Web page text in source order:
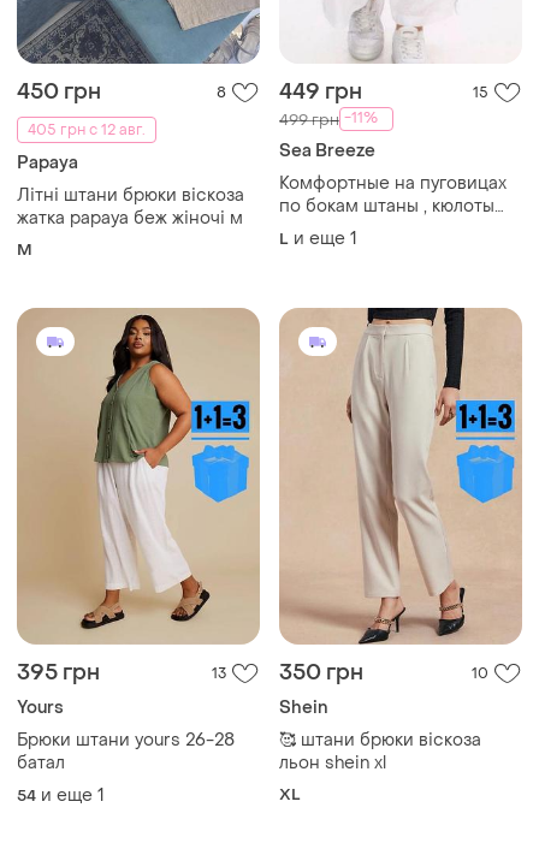
450 грн
8
405 грн с 12 авг.
Papaya
Літні штани брюки віскоза
жатка papaya беж жіночі м
M
449 грн 15
499 грн -11%
Sea Breeze
Комфортные на пуговицах
по бокам штаны , кюлоты
большого размера
L и еще 1
395 грн 13
Yours
Брюки штани yours 26-28
батал
54 и еще 1
350 грн 10
Shein
🥰 штани брюки віскоза
льон shein xl
XL